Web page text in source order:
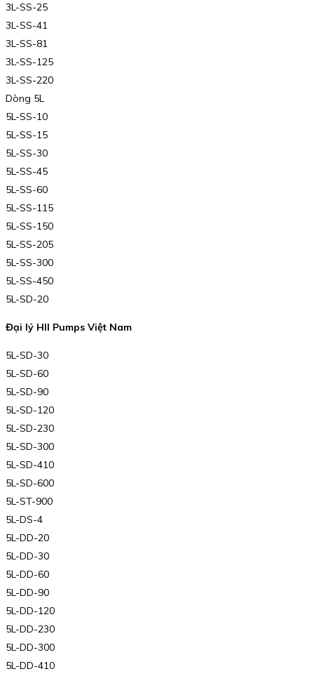
3L-SS-25
3L-SS-41
3L-SS-81
3L-SS-125
3L-SS-220
Dòng 5L
5L-SS-10
5L-SS-15
5L-SS-30
5L-SS-45
5L-SS-60
5L-SS-115
5L-SS-150
5L-SS-205
5L-SS-300
5L-SS-450
5L-SD-20
Đại lý HII Pumps Việt Nam
5L-SD-30
5L-SD-60
5L-SD-90
5L-SD-120
5L-SD-230
5L-SD-300
5L-SD-410
5L-SD-600
5L-ST-900
5L-DS-4
5L-DD-20
5L-DD-30
5L-DD-60
5L-DD-90
5L-DD-120
5L-DD-230
5L-DD-300
5L-DD-410